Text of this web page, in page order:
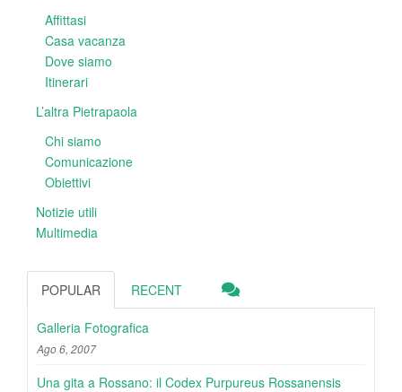
Affittasi
Casa vacanza
Dove siamo
Itinerari
L’altra Pietrapaola
Chi siamo
Comunicazione
Obiettivi
Notizie utili
Multimedia
POPULAR RECENT
Galleria Fotografica
Ago 6, 2007
Una gita a Rossano: il Codex Purpureus Rossanensis